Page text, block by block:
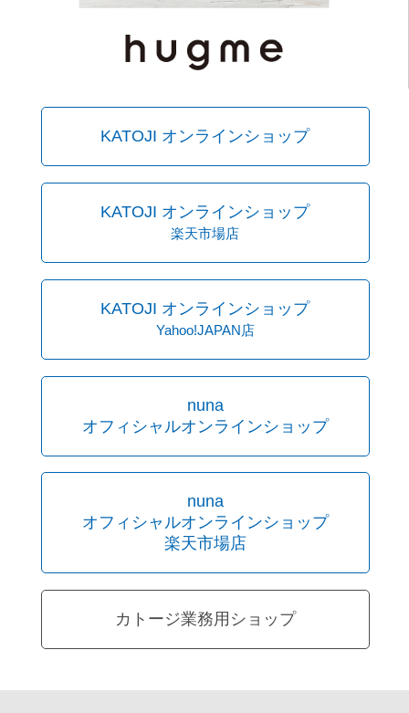
KATOJI オンラインショップ
KATOJI オンラインショップ
楽天市場店
KATOJI オンラインショップ
Yahoo!JAPAN店
nuna
オフィシャルオンラインショップ
nuna
オフィシャルオンラインショップ
楽天市場店
カトージ業務用ショップ